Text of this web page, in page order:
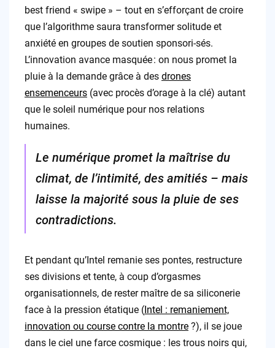
best friend « swipe » – tout en s’efforçant de croire
que l’algorithme saura transformer solitude et
anxiété en groupes de soutien sponsori-sés.
L’innovation avance masquée : on nous promet la
pluie à la demande grâce à des drones
ensemenceurs(avec procès d’orage à la clé) autant
que le soleil numérique pour nos relations
humaines.
Le numérique promet la maîtrise du
climat, de l’intimité, des amitiés – mais
laisse la majorité sous la pluie de ses
contradictions.
Et pendant qu’Intel remanie ses pontes, restructure
ses divisions et tente, à coup d’orgasmes
organisationnels, de rester maître de sa siliconerie
face à la pression étatique (Intel : remaniement,
innovation ou course contre la montre?), il se joue
dans le ciel une farce cosmique : les trous noirs qui,